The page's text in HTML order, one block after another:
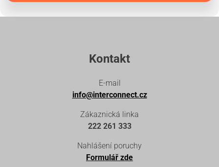
Kontakt
E-mail
info@interconnect.cz
Zákaznická linka
222 261 333
Nahlášení poruchy
Formulář zde